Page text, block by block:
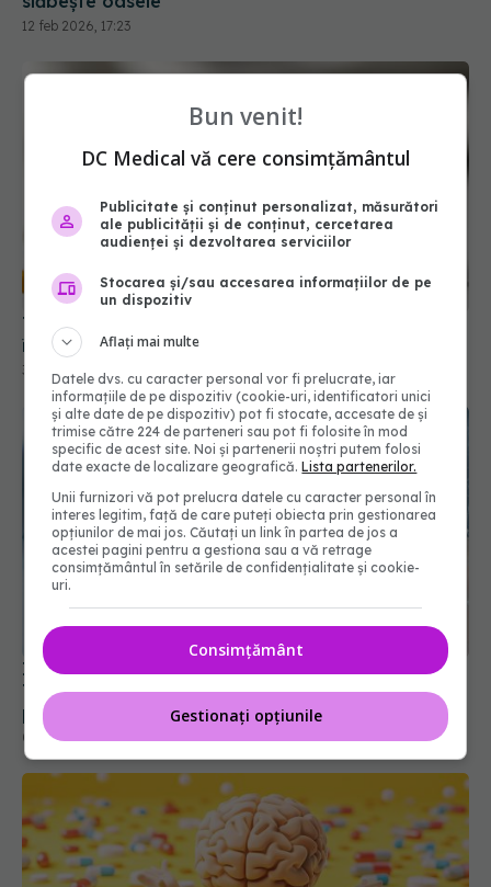
Tratamentul timpuriu cu statine. Cine ar trebui să
înceapă prevenția și ce spun noile studii
31 mai 2026, 12:29
pancreasul
08 iul 2026, 15:44
Bun venit!
DC Medical vă cere consimțământul
Publicitate și conținut personalizat, măsurători
ale publicității și de conținut, cercetarea
audienței și dezvoltarea serviciilor
Stocarea și/sau accesarea informațiilor de pe
un dispozitiv
Aflați mai multe
Datele dvs. cu caracter personal vor fi prelucrate, iar
informațiile de pe dispozitiv (cookie-uri, identificatori unici
și alte date de pe dispozitiv) pot fi stocate, accesate de și
trimise către 224 de parteneri sau pot fi folosite în mod
specific de acest site. Noi și partenerii noștri putem folosi
date exacte de localizare geografică.Lista partenerilor.
Unii furnizori vă pot prelucra datele cu caracter personal în
interes legitim, față de care puteți obiecta prin gestionarea
opțiunilor de mai jos. Căutați un link în partea de jos a
acestei pagini pentru a gestiona sau a vă retrage
consimțământul în setările de confidențialitate și cookie-
uri.
Consimțământ
Gestionați opțiunile